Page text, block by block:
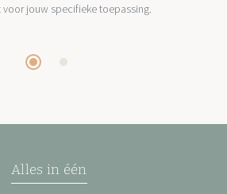
jouw specifieke toepassing.
Alles in één